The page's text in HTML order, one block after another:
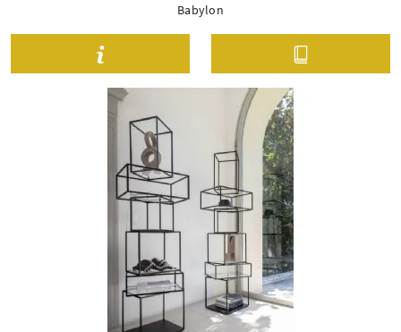
Babylon